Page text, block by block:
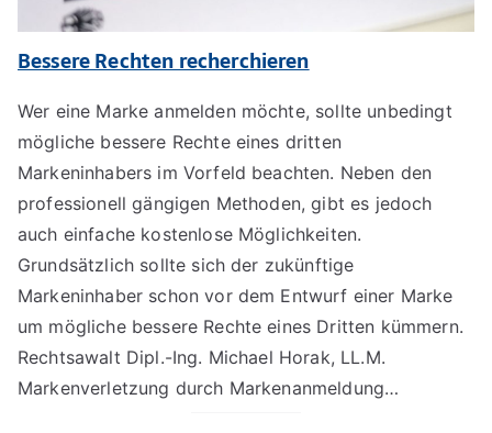
Bessere Rechten recherchieren
Wer eine Marke anmelden möchte, sollte unbedingt
mögliche bessere Rechte eines dritten
Markeninhabers im Vorfeld beachten. Neben den
professionell gängigen Methoden, gibt es jedoch
auch einfache kostenlose Möglichkeiten.
Grundsätzlich sollte sich der zukünftige
Markeninhaber schon vor dem Entwurf einer Marke
um mögliche bessere Rechte eines Dritten kümmern.
Rechtsawalt Dipl.-Ing. Michael Horak, LL.M.
Markenverletzung durch Markenanmeldung…